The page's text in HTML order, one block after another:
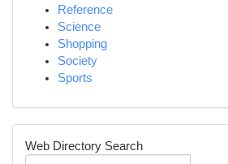
Reference
Science
Shopping
Society
Sports
Web Directory Search